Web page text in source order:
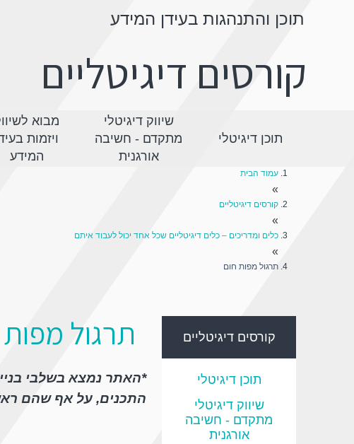
תוכן והתנהגות בעידן המידע
קורסים דיגיטליים
תוכן דיגיטלי
שיווק דיגיטלי
מתקדם - חשיבה
אורגנית
מבוא
ויזמות
המידע
עמוד הבית
»
קורסים דיגיטליים
»
כלים ומדריכים – כלים דיגיטליים שכל אחד יכול לעבוד איתם
»
תרגול מפות חום
קורסים דיגיטליים
תוכן דיגיטלי
שיווק דיגיטלי
מתקדם - חשיבה
אורגנית
תרגול
*האתר נמצא בשלבי
התכנים, על אף שהם